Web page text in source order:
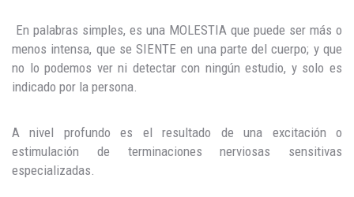
En palabras simples, es una MOLESTIA que puede ser más o
menos intensa, que se SIENTE en una parte del cuerpo; y que
no lo podemos ver ni detectar con ningún estudio, y solo es
indicado por la persona.
A nivel profundo es el resultado de una excitación o
estimulación de terminaciones nerviosas sensitivas
especializadas.